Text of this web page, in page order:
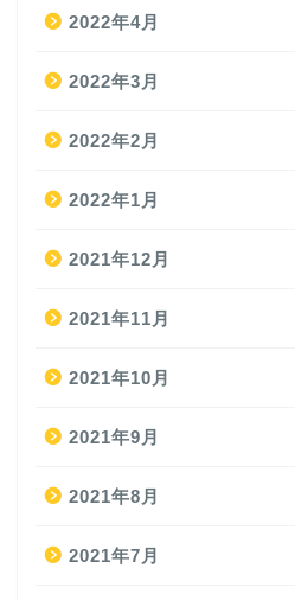
2022年4月
2022年3月
2022年2月
2022年1月
2021年12月
2021年11月
2021年10月
2021年9月
2021年8月
2021年7月